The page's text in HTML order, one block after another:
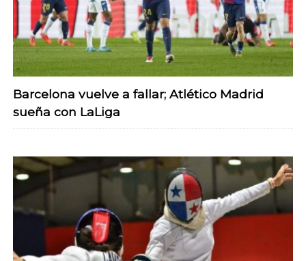
Barcelona vuelve a fallar; Atlético Madrid
sueña con LaLiga